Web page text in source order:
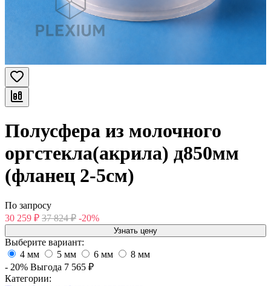
Полусфера из молочного
оргстекла(акрила) д850мм
(фланец 2-5см)
По запросу
30 259 ₽ 37 824 ₽ -20%
Узнать цену
Выберите вариант:
4 мм
5 мм 6 мм
8 мм
- 20% Выгода 7 565 ₽
Категории: